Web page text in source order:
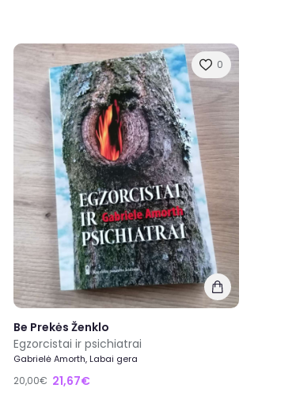
0
Be Prekės Ženklo
Egzorcistai ir psichiatrai
Gabrielė Amorth, Labai gera
20,00€ 21,67€